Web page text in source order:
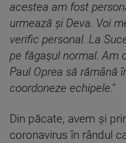
acestea am fost
urmează şi Deva. Voi
verific personal. La
pe făgaşul normal. Am
Paul Oprea să rămână
coordoneze echipele."
Din păcate, avem şi
coronavirus în rândul